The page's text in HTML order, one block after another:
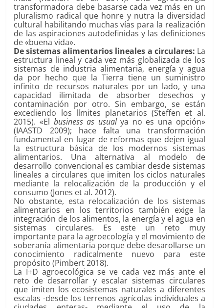
transformadora debe basarse cada vez más en un
pluralismo radical que honre y nutra la diversidad
cultural habilitando muchas vías para la realización
de las aspiraciones autodefinidas y las definiciones
de «buena vida».
De sistemas alimentarios lineales a circulares: La
estructura lineal y cada vez más globalizada de los
sistemas de industria alimentaria, energía y agua
da por hecho que la Tierra tiene un suministro
infinito de recursos naturales por un lado, y una
capacidad ilimitada de absorber desechos y
contaminación por otro. Sin embargo, se están
excediendo los límites planetarios (Steffen et al.
2015). «El business as usualya no es una opción»
(IAASTD 2009); hace falta una transformación
fundamental en lugar de reformas que dejen igual
la estructura básica de los modernos sistemas
alimentarios. Una alternativa al modelo de
desarrollo convencional es cambiar desde sistemas
lineales a circulares que imiten los ciclos naturales
mediante la relocalización de la producción y el
consumo (Jones et al. 2012).
No obstante, esta relocalización de los sistemas
alimentarios en los territorios también exige la
integración de los alimentos, la energía y el agua en
sistemas circulares. Es este un reto muy
importante para la agroecología y el movimiento de
soberanía alimentaria porque debe desarollarse un
conocimiento radicalmente nuevo para este
propósito (Pimbert 2018).
La I+D agroecológica se ve cada vez más ante el
reto de desarrollar y escalar sistemas circulares
que imiten los ecosistemas naturales a diferentes
escalas -desde los terrenos agrícolas individuales a